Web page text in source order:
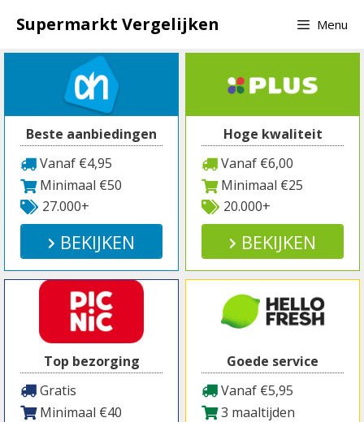
naar
inhoud
Supermarkt Vergelijken Menu
Beste aanbiedingen
Vanaf €4,95
Minimaal €50
27.000+
BEKIJKEN
Hoge kwaliteit
Vanaf €6,00
Minimaal €25
20.000+
BEKIJKEN
Top bezorging
Gratis
Minimaal €40
Goede service
Vanaf €5,95
3 maaltijden